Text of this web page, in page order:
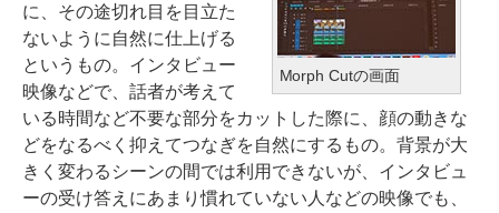
Morph Cutの画面
に、その途切れ目を目立た
ないように自然に仕上げる
というもの。インタビュー
映像などで、話者が考えて
いる時間など不要な部分をカットした際に、顔の動きな
どをなるべく抑えてつなぎを自然にするもの。背景が大
きく変わるシーンの間では利用できないが、インタビュ
ーの受け答えにあまり慣れていない人などの映像でも、